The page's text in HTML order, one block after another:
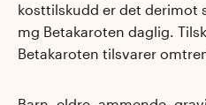
kosttilskudd er det derimot
mg Betakaroten daglig.
Betakaroten tilsvarer